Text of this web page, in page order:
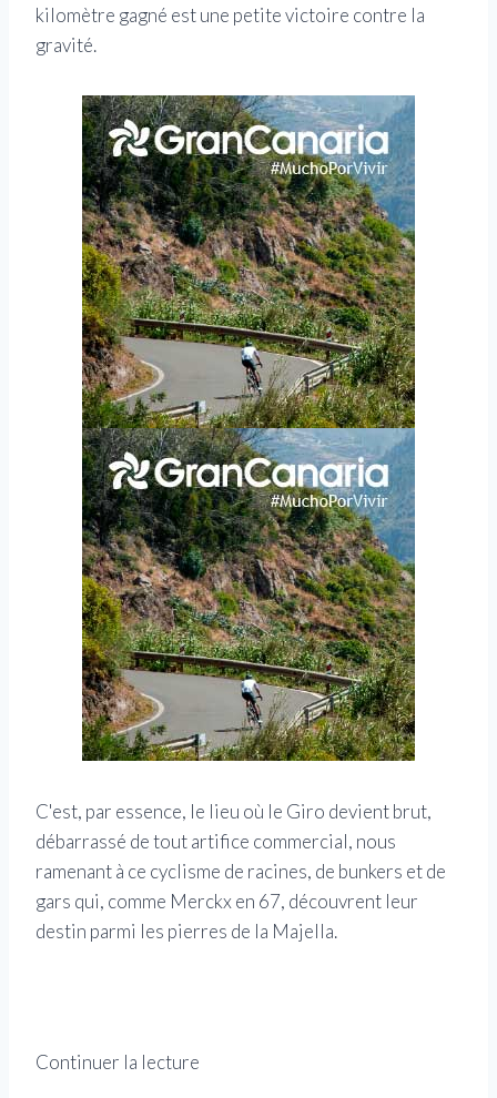
kilomètre gagné est une petite victoire contre la
gravité.
C'est, par essence, le lieu où le Giro devient brut,
débarrassé de tout artifice commercial, nous
ramenant à ce cyclisme de racines, de bunkers et de
gars qui, comme Merckx en 67, découvrent leur
destin parmi les pierres de la Majella.
Continuer la lecture